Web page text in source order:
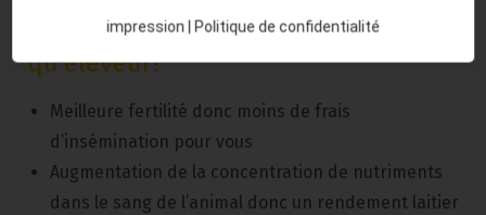
NutriBiotic pour moi en tant
qu’éleveur?
Meilleure fertilité donc moins de frais
d’insémination pour vous
Augmentation de la concentration de nutriments
dans le sang de l’animal donc un rendement laitier
impression | Politique de confidentialité